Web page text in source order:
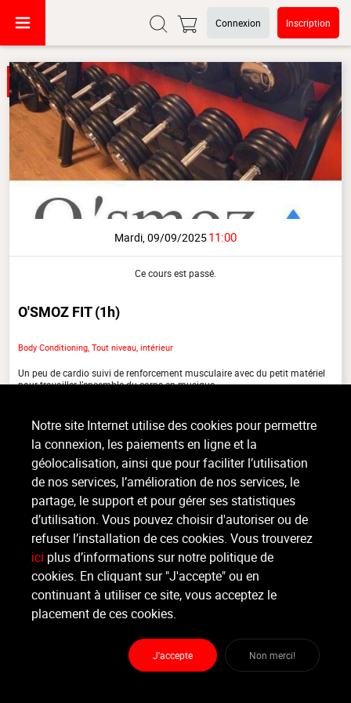
Connexion Inscription
Mardi, 09/09/202511:00
Ce cours est passé.
O'SMOZ FIT(1h)
Body Conditioning, Tout niveau, intérieur
Un peu de cardio suivi de renforcement musculaire avec du petit matériel
pour travailler l’ensemble du corps en musique.
Organisateur
O'SMOZ
Moniteur
Non renseigné
Lieu :O'smoz
Route de Ciney 14 - 5350 Ohey
Notre site Internet utilise des cookies pour permettre
la connexion, les paiements en ligne et la
géolocalisation, ainsi que pour faciliter l’utilisation
de nos services, l’amélioration de nos services, le
partage, le support et pour gérer ses statistiques
d’utilisation. Vous pouvez choisir d'autoriser ou de
refuser l’installation de ces cookies. Vous trouverez
ici plus d’informations sur notre politique de
cookies. En cliquant sur "J'accepte" ou en
continuant à utiliser ce site, vous acceptez le
placement de ces cookies.
J'accepte Non merci!